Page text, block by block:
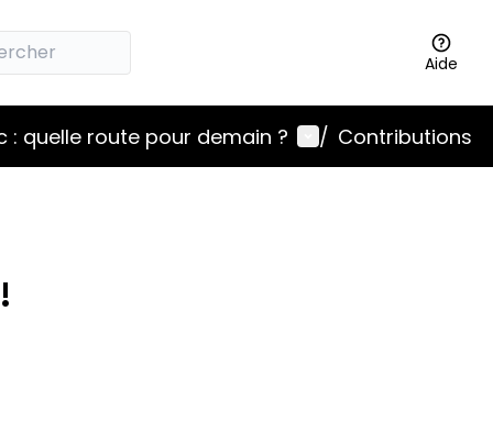
Aide
: quelle route pour demain ? Menu utilisateur
/ Contributions